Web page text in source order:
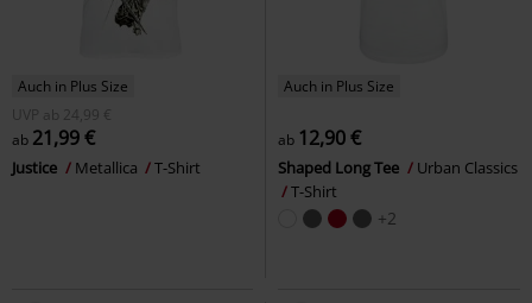
Auch in Plus Size
UVP
ab 24,99 €
ab 21,99 €
Justice Metallica T-Shirt
Auch in Plus Size
ab 12,90 €
Shaped Long Tee
Urban Classics
T-Shirt
+2